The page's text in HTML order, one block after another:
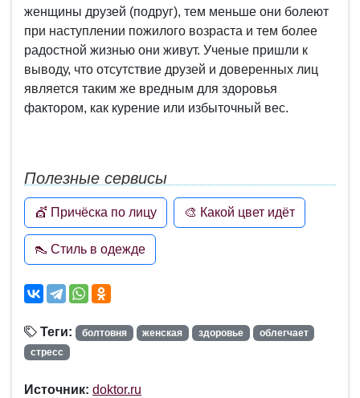
женщины друзей (подруг), тем меньше они болеют
при наступлении пожилого возраста и тем более
радостной жизнью они живут. Ученые пришли к
выводу, что отсутствие друзей и доверенных лиц
является таким же вредным для здоровья
фактором, как курение или избыточный вес.
Полезные сервисы
💇 Причёска по лицу 🎨 Какой цвет идёт
👠 Стиль в одежде
Теги: болтовня женская здоровье
облегчает
стресс
Источник: doktor.ru